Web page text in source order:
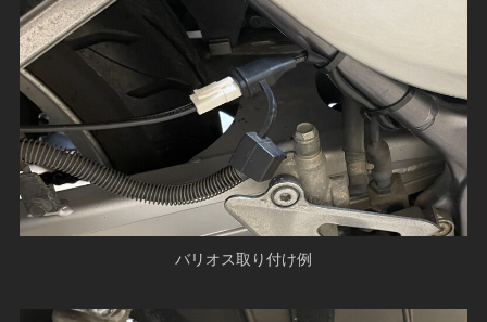
バリオス取り付け例